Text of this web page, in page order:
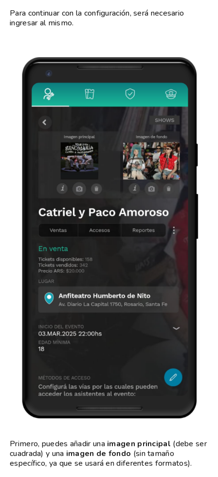
Para continuar con la configuración, será necesario
ingresar al mismo.
Primero, puedes añadir unaimagen principal (debe ser
cuadrada) y una imagen de fondo (sin tamaño
específico, ya que se usará en diferentes formatos).